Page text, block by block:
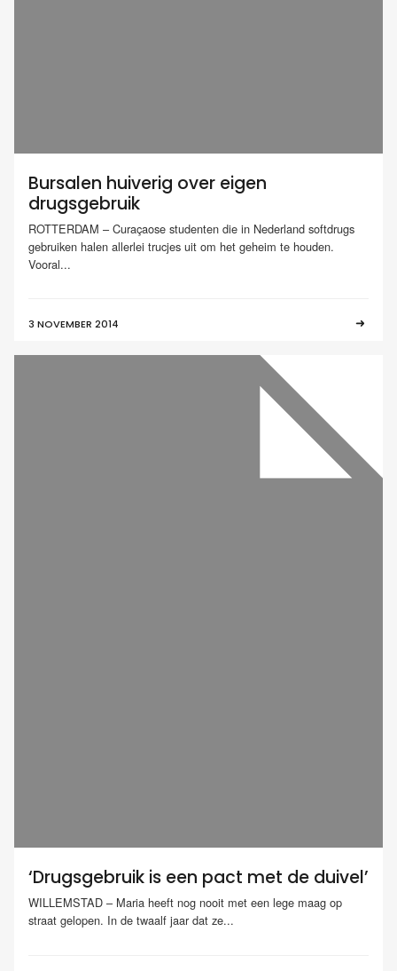
Bursalen huiverig over eigen
drugsgebruik
ROTTERDAM – Curaçaose studenten die in Nederland softdrugs
gebruiken halen allerlei trucjes uit om het geheim te houden.
Vooral...
3 NOVEMBER 2014
‘Drugsgebruik is een pact met de duivel’
WILLEMSTAD – Maria heeft nog nooit met een lege maag op
straat gelopen. In de twaalf jaar dat ze...